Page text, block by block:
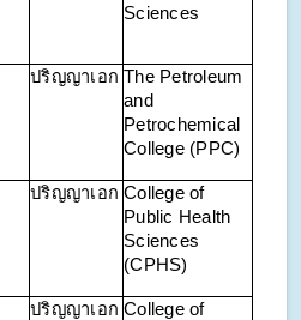
Sciences
ปริญญาเอก The Petroleum
and
Petrochemical
College (PPC)
ปริญญาเอก College of
Public Health
Sciences
(CPHS)
ปริญญาเอก College of